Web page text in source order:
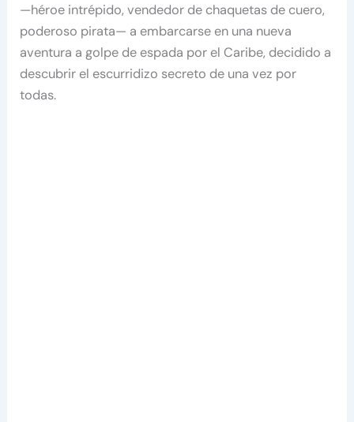
—héroe intrépido, vendedor de chaquetas de cuero,
poderoso pirata— a embarcarse en una nueva
aventura a golpe de espada por el Caribe, decidido a
descubrir el escurridizo secreto de una vez por
todas.